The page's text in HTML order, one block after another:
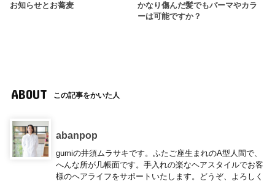
お知らせとお蕎麦
かなり傷んだ髪でもパーマやカラ
ーは可能ですか？
ABOUT この記事をかいた人
abanpop
gumiの井須ムラサキです。ふたご座生まれのA型人間で、
へんな所が几帳面です。手入れの楽なヘアスタイルでお客
様のヘアライフをサポートいたします。どうぞ、よろしく